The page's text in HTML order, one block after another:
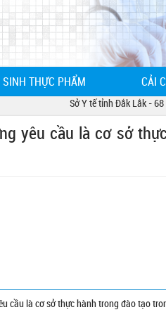
THỰC PHẨM CẢI
Sở Y tế tỉnh Đắk Lắk - 68
yêu cầu là cơ sở
cầu là cơ sở thực hành trong đào tạo